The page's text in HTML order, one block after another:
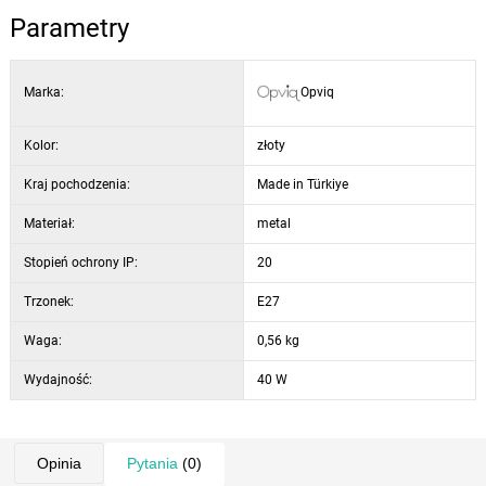
długość przewodu: 90 cm
typ oprawki: E27 max 40 W
Parametry
Marka: Opviq
Kolor: złoty
Kraj pochodzenia: Made in Türkiye
Materiał: metal
Stopień ochrony IP: 20
Trzonek: E27
Waga: 0,56 kg
Wydajność: 40 W
Opinia Pytania (0)